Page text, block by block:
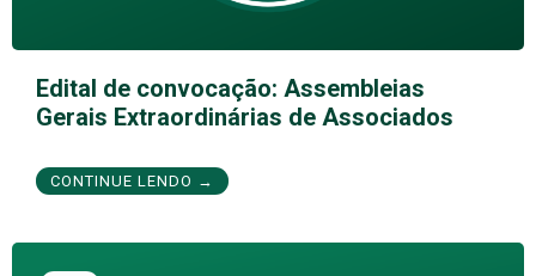
Edital de convocação: Assembleias
Gerais Extraordinárias de Associados
CONTINUE LENDO →